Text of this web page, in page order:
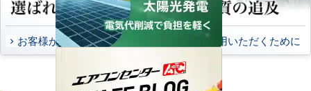
お客様から頂いたご意見 永くご愛用いただくために